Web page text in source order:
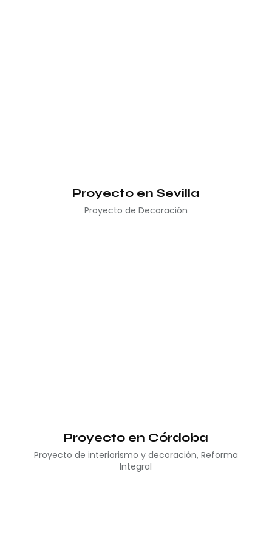
Proyecto en Sevilla
Proyecto de Decoración
Proyecto en Córdoba
Proyecto de interiorismo y decoración, Reforma
Integral